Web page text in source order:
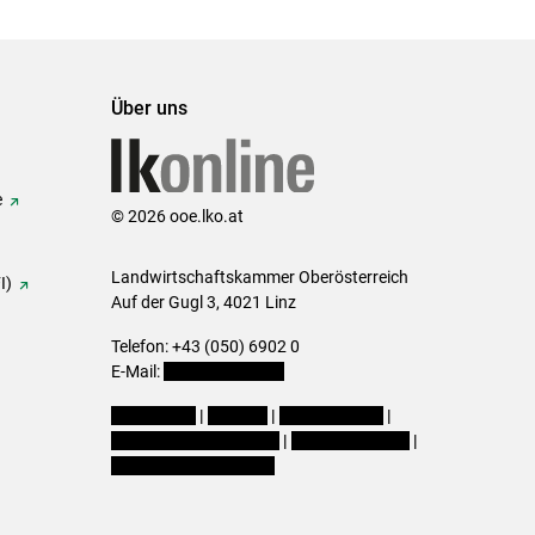
Über uns
© 2026 ooe.lko.at
Landwirtschaftskammer Oberösterreich
Auf der Gugl 3, 4021 Linz
Telefon: +43 (050) 6902 0
E-Mail:
| |
|
|
|